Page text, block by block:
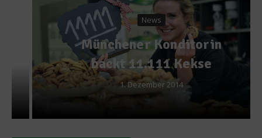
News
Münchener Konditorin
backt 11.111 Kekse
1. Dezember 2014